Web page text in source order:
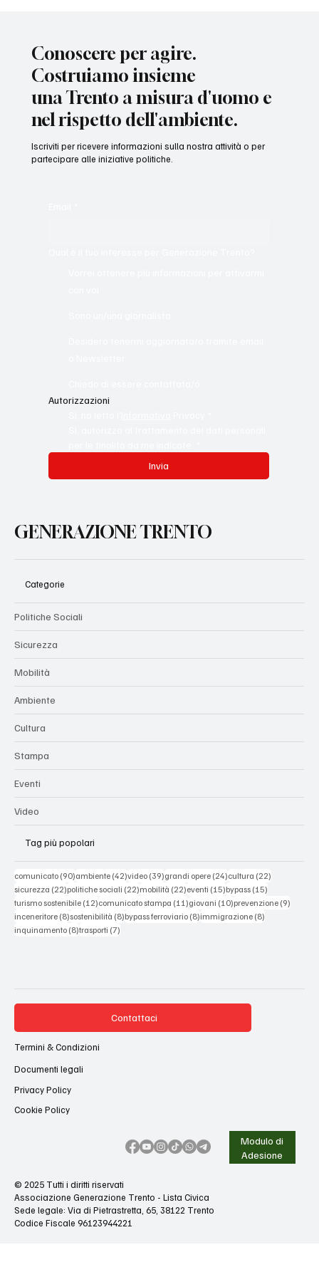
Conoscere per agire.
Costruiamo insieme
una Trento a misura d'uomo e
nel rispetto dell'ambiente.
Autorizzazioni
Invia
Iscriviti per ricevere informazioni sulla nostra attività o per
partecipare alle iniziative politiche.
GENERAZIONE TRENTO
Categorie
Politiche Sociali
Sicurezza
Mobilità
Ambiente
Cultura
Stampa
Eventi
Video
Tag più popolari
comunicato (90)90 post
ambiente (42)42 post
video (39)39 post
grandi opere (24)24 post
cultura (22)
sicurezza (22)22 post
politiche sociali (22)22 post
mobilità (22)22 post
eventi (15)15 post
bypass (15)
turismo sostenibile (12)12 post
comunicato stampa (11)11 post
giovani (10)10 post
prevenzione (9)
inceneritore (8)8 post
sostenibilità (8)8 post
bypass ferroviario (8)8 post
immigrazione (8)
inquinamento (8)8 post
trasporti (7)
© 2025 Tutti i diritti riservati
Associazione Generazione Trento - Lista Civica
Sede legale: Via di Pietrastretta, 65, 38122 Trento
Codice Fiscale 96123944221
Contattaci
Termini & Condizioni
Documenti legali
Privacy Policy
Cookie Policy
Modulo di
Adesione